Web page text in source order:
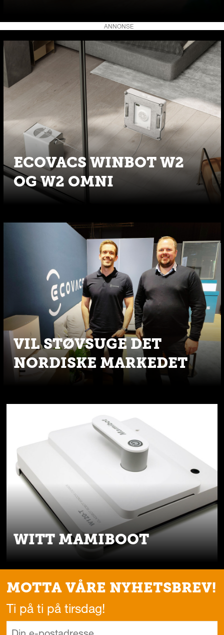
ANNONSE
ECOVACS WINBOT W2
OG W2 OMNI
VIL STØVSUGE DET
NORDISKE MARKEDET
WITT MAMIBOOT
MOTTA VÅRE NYHETSBREV!
Ti på ti på tirsdag!